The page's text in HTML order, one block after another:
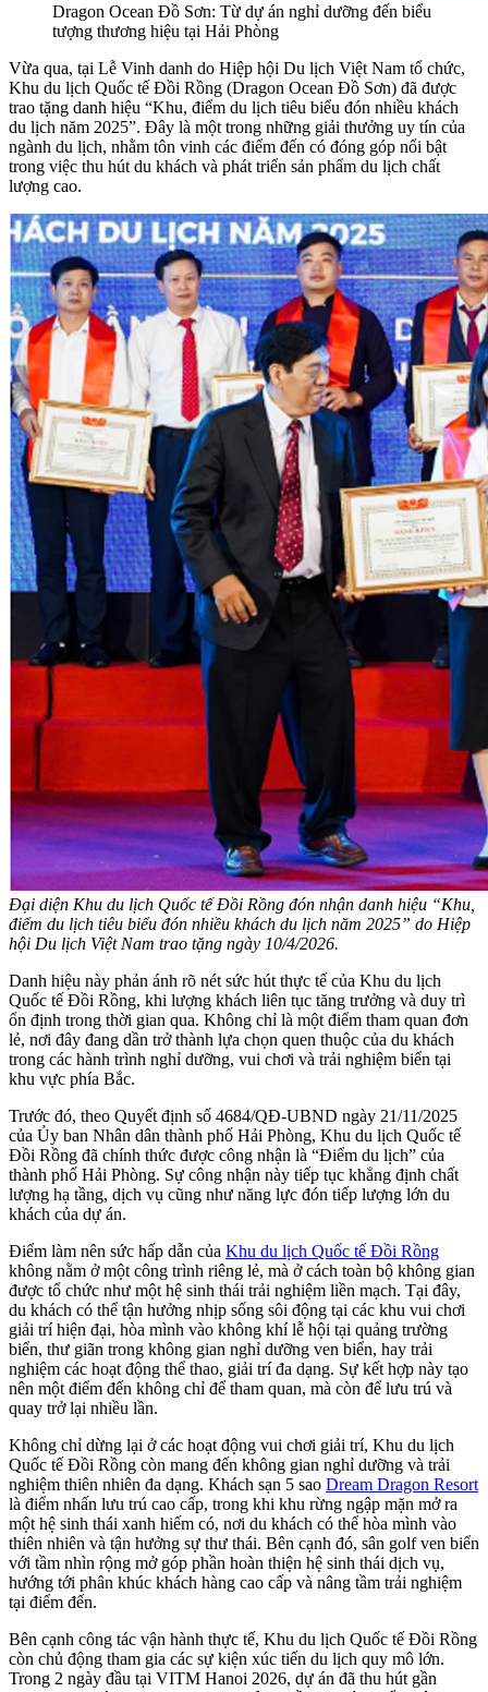
Dragon Ocean Đồ Sơn: Từ dự án nghỉ dưỡng đến biểu
tượng thương hiệu tại Hải Phòng
Vừa qua, tại Lễ Vinh danh do Hiệp hội Du lịch Việt Nam tổ chức,
Khu du lịch Quốc tế Đồi Rồng (Dragon Ocean Đồ Sơn) đã được
trao tặng danh hiệu “Khu, điểm du lịch tiêu biểu đón nhiều khách
du lịch năm 2025”. Đây là một trong những giải thưởng uy tín của
ngành du lịch, nhằm tôn vinh các điểm đến có đóng góp nổi bật
trong việc thu hút du khách và phát triển sản phẩm du lịch chất
lượng cao.
Đại diện Khu du lịch Quốc tế Đồi Rồng đón nhận danh hiệu “Khu,
điểm du lịch tiêu biểu đón nhiều khách du lịch năm 2025” do Hiệp
hội Du lịch Việt Nam trao tặng ngày 10/4/2026.
Danh hiệu này phản ánh rõ nét sức hút thực tế của Khu du lịch
Quốc tế Đồi Rồng, khi lượng khách liên tục tăng trưởng và duy trì
ổn định trong thời gian qua. Không chỉ là một điểm tham quan đơn
lẻ, nơi đây đang dần trở thành lựa chọn quen thuộc của du khách
trong các hành trình nghỉ dưỡng, vui chơi và trải nghiệm biển tại
khu vực phía Bắc.
Trước đó, theo Quyết định số 4684/QĐ-UBND ngày 21/11/2025
của Ủy ban Nhân dân thành phố Hải Phòng, Khu du lịch Quốc tế
Đồi Rồng đã chính thức được công nhận là “Điểm du lịch” của
thành phố Hải Phòng. Sự công nhận này tiếp tục khẳng định chất
lượng hạ tầng, dịch vụ cũng như năng lực đón tiếp lượng lớn du
khách của dự án.
Điểm làm nên sức hấp dẫn của Khu du lịch Quốc tế Đồi Rồng
không nằm ở một công trình riêng lẻ, mà ở cách toàn bộ không gian
được tổ chức như một hệ sinh thái trải nghiệm liền mạch. Tại đây,
du khách có thể tận hưởng nhịp sống sôi động tại các khu vui chơi
giải trí hiện đại, hòa mình vào không khí lễ hội tại quảng trường
biển, thư giãn trong không gian nghỉ dưỡng ven biển, hay trải
nghiệm các hoạt động thể thao, giải trí đa dạng. Sự kết hợp này tạo
nên một điểm đến không chỉ để tham quan, mà còn để lưu trú và
quay trở lại nhiều lần.
Không chỉ dừng lại ở các hoạt động vui chơi giải trí, Khu du lịch
Quốc tế Đồi Rồng còn mang đến không gian nghỉ dưỡng và trải
nghiệm thiên nhiên đa dạng. Khách sạn 5 sao Dream Dragon Resort
là điểm nhấn lưu trú cao cấp, trong khi khu rừng ngập mặn mở ra
một hệ sinh thái xanh hiếm có, nơi du khách có thể hòa mình vào
thiên nhiên và tận hưởng sự thư thái. Bên cạnh đó, sân golf ven biển
với tầm nhìn rộng mở góp phần hoàn thiện hệ sinh thái dịch vụ,
hướng tới phân khúc khách hàng cao cấp và nâng tầm trải nghiệm
tại điểm đến.
Bên cạnh công tác vận hành thực tế, Khu du lịch Quốc tế Đồi Rồng
còn chủ động tham gia các sự kiện xúc tiến du lịch quy mô lớn.
Trong 2 ngày đầu tại VITM Hanoi 2026, dự án đã thu hút gần